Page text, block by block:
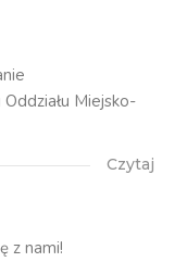
Miejsko-
Czytaj
z nami!